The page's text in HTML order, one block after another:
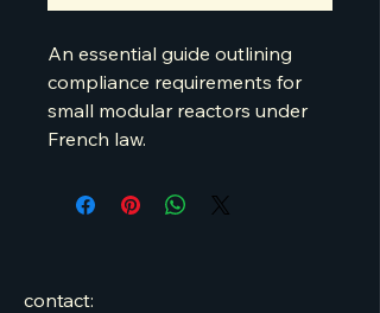
An essential guide outlining
compliance requirements for
small modular reactors under
French law.
contact: